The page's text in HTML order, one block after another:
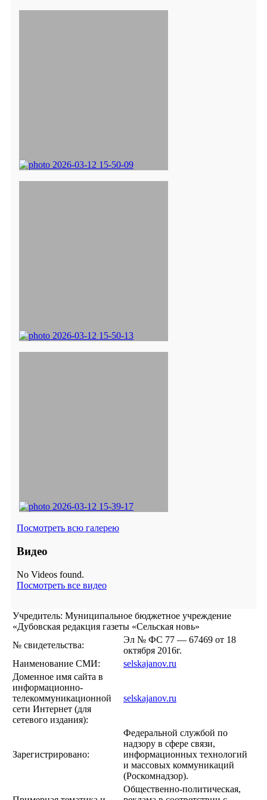
Посмотреть всю галерею
Видео
No Videos found.
Посмотреть все видео
Учредитель: Муниципальное бюджетное учреждение
«Дубовская редакция газеты «Сельская новь»
№ свидетельства:
Эл № ФС 77 — 67469 от 18
октября 2016г.
Наименование СМИ:
selskajanov.ru
Доменное имя сайта в
информационно-
телекоммуникационной
сети Интернет (для
сетевого издания):
selskajanov.ru
Зарегистрировано:
Федеральной службой по
надзору в сфере связи,
информационных технологий
и массовых коммуникаций
(Роскомнадзор).
Общественно-политическая,